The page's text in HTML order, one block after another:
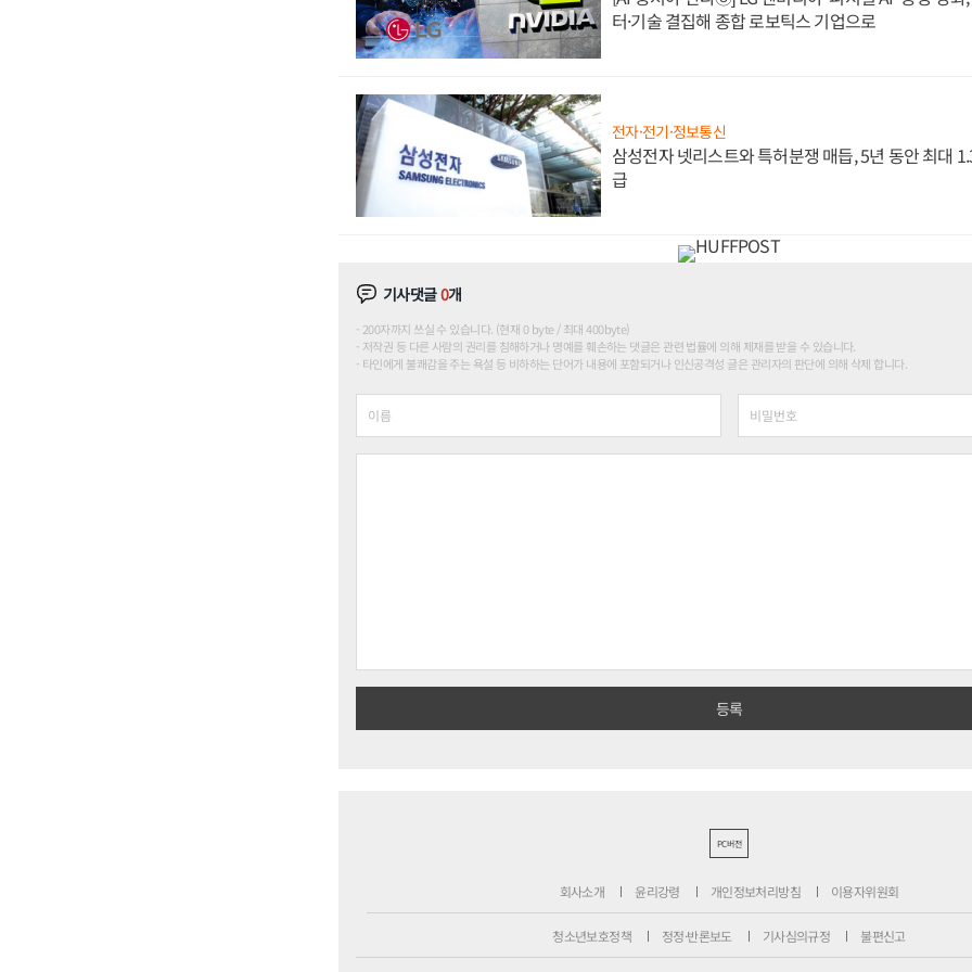
터·기술 결집해 종합 로보틱스 기업으로
전자·전기·정보통신
삼성전자 넷리스트와 특허분쟁 매듭, 5년 동안 최대
급
기사댓글0개
200자까지 쓰실 수 있습니다. (현재 0 byte / 최대 400byte)
저작권 등 다른 사람의 권리를 침해하거나 명예를 훼손하는 댓글은 관련 법률에 의해 제재를 받을 수 있습니다.
타인에게 불쾌감을 주는 욕설 등 비하하는 단어가 내용에 포함되거나 인신공격성 글은 관리자의 판단에 의해 삭제 합니다.
PC버전
회사소개 윤리강령 개인정보처리방침 이용자위원회
청소년보호정책 정정·반론보도 기사심의규정 불편신고